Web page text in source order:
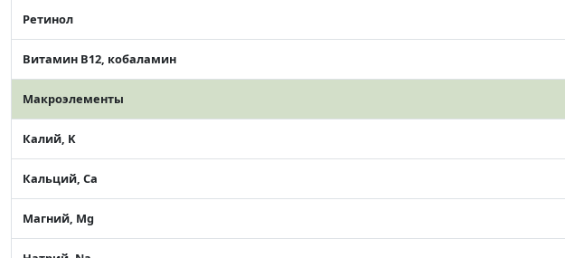
Ретинол
Витамин В12, кобаламин
Макроэлементы
Калий, K
Кальций, Ca
Магний, Mg